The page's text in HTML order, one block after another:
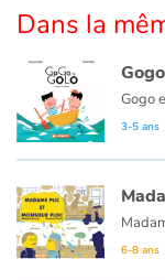
Formats et
Catalogue
Contraste +
Dans la
3-5 ans
6-8 ans